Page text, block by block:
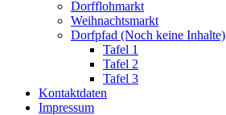
Dorfflohmarkt
Weihnachtsmarkt
Dorfpfad (Noch keine Inhalte)
Tafel 1
Tafel 2
Tafel 3
Kontaktdaten
Impressum